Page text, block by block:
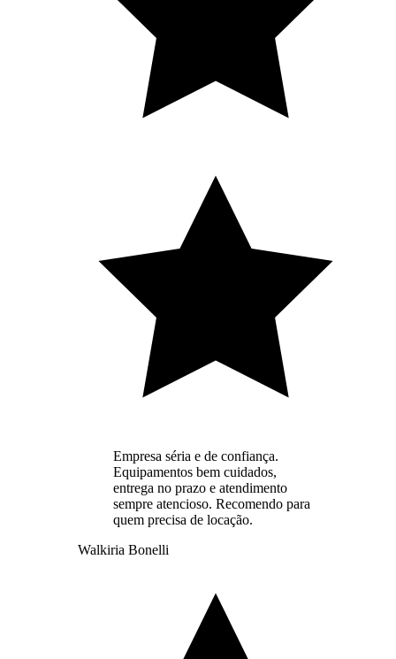
Empresa séria e de confiança.
Equipamentos bem cuidados,
entrega no prazo e atendimento
sempre atencioso. Recomendo para
quem precisa de locação.
Walkiria Bonelli